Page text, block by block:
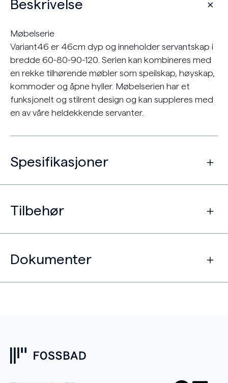
Beskrivelse
Møbelserie
Variant46 er 46cm dyp og inneholder servantskap i
bredde 60-80-90-120. Serien kan kombineres med
en rekke tilhørende møbler som speilskap, høyskap,
kommoder og åpne hyller. Møbelserien har et
funksjonelt og stilrent design og kan suppleres med
en av våre heldekkende servanter.
Spesifikasjoner
Tilbehør
Dokumenter